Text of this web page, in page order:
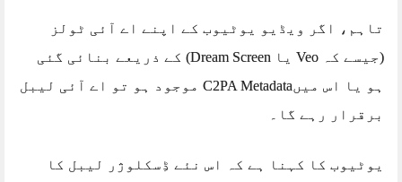
تاہم، اگر ویڈیو یوٹیوب کے اپنے اے آئی ٹولز
(جیسے کہ Veo یا Dream Screen) کے ذریعے بنائی گئی
ہو یا اس میںC2PA Metadata موجود ہو تو اے آئی لیبل
برقرار رہے گا۔
یوٹیوب کا کہنا ہے کہ اس نئے ڈِسکلوژر لیبل کا